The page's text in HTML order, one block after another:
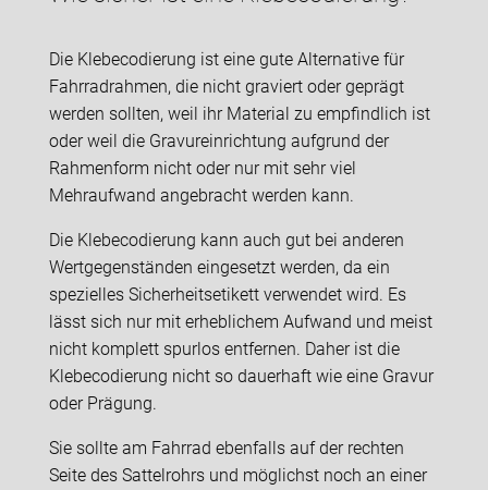
Die Klebecodierung ist eine gute Alternative für
Fahrradrahmen, die nicht graviert oder geprägt
werden sollten, weil ihr Material zu empfindlich ist
oder weil die Gravureinrichtung aufgrund der
Rahmenform nicht oder nur mit sehr viel
Mehraufwand angebracht werden kann.
Die Klebecodierung kann auch gut bei anderen
Wertgegenständen eingesetzt werden, da ein
spezielles Sicherheitsetikett verwendet wird. Es
lässt sich nur mit erheblichem Aufwand und meist
nicht komplett spurlos entfernen. Daher ist die
Klebecodierung nicht so dauerhaft wie eine Gravur
oder Prägung.
Sie sollte am Fahrrad ebenfalls auf der rechten
Seite des Sattelrohrs und möglichst noch an einer